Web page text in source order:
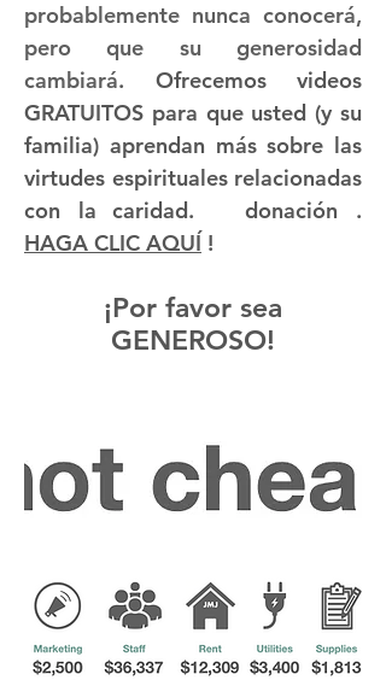
probablemente nunca conocerá,
pero que su generosidad
cambiará. Ofrecemos videos
GRATUITOS para que usted (y su
familia) aprendan más sobre las
virtudes espirituales relacionadas
con
la caridad. donación
.
HAGA CLIC AQUÍ !
¡Por favor sea
GENEROSO!